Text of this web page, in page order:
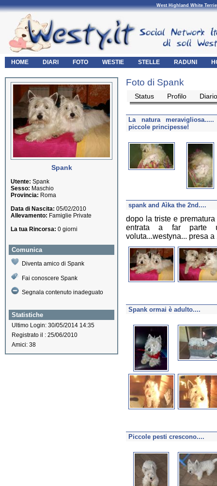
West Highland White
HOME DIARI FOTO WESTIE STELLE RADUNI
Spank
Utente: Spank
Sesso: Maschio
Provincia: Roma
Data di Nascita: 05/02/2010
Allevamento: Famiglie Private
La tua Rincorsa: 0 giorni
Comunica
Diventa amico di Spank
Fai conoscere Spank
Segnala contenuto inadeguato
Statistiche
Ultimo Login: 30/05/2014 14:35
Registrato il : 25/06/2010
Amici: 38
Foto di Spank
Status Profilo Diario
La natura
piccole principesse!
spank and Aìka the 2nd....
dopo la triste e
entrata a far parte
voluta...westyna... presa
Spank ormai è adulto....
Piccole pesti crescono....